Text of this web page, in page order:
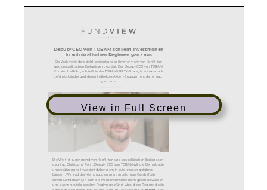
View in Full Screen
Deputy CEO von TOBAM schließt Investitionen
in autokratischen Regimen ganz aus
Die Welt verändere sich konstant und sei immer mehr von Konflikten
und geopolitischen Ereignissen geprägt. Der Deputy CEO von TOBAM,
Christophe Röhri, schließt in der TOBAM LBRTY-Strategie autokratisch
geführte Länder und deren indirektes Aktien-Engagement daher auch
ganz aus.
Die Welt ist zunehmend von Konflikten und geopolitischen Ereignissen
geprägt. Christophe Röhri, Deputy CEO von TOBAM will die Demokratie
unterstützen und investiert daher nicht in autokratisch-geführte
Länder. „Wir sind der Meinung, dass man, sobald man Geschäfte in
einem Land macht, in dem die Menschenrechte nicht geachtet werden
und das von autokratischen Regimen geführt wird, diese Regime direkt
oder indirekt unterstützt“, erklärt Röhri im Gespräch mit Fundview . Das